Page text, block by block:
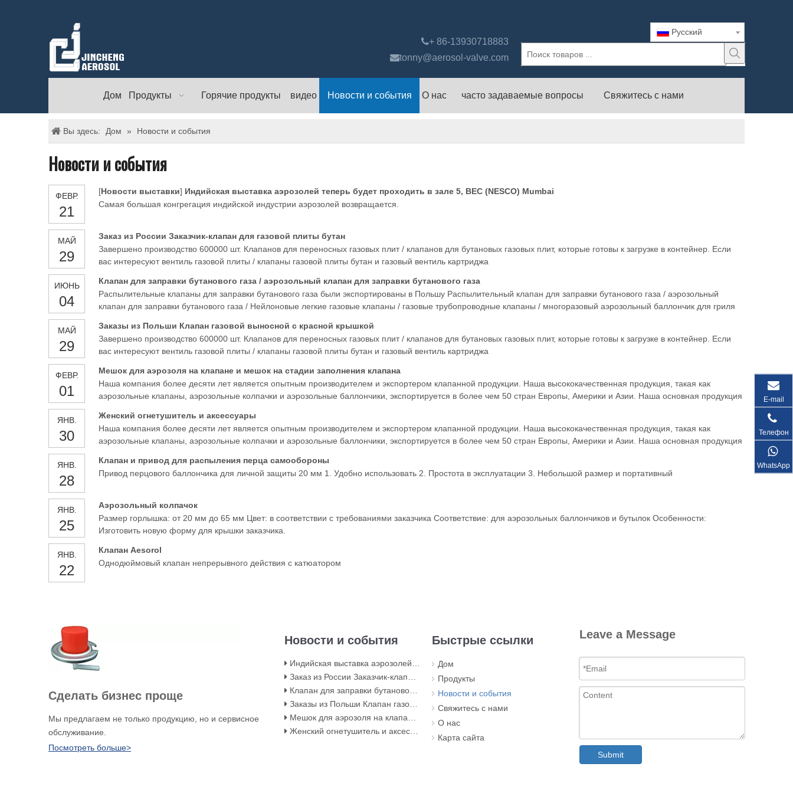
+ 86-13930718883
tonny@aerosol-valve.com
Pусский
Дом Продукты Горячие продукты видео Новости и события О нас часто задаваемые вопросы Свяжитесь с нами
Вы здесь: Дом » Новости и события
Новости и события
ФЕВР.
21
[Новости выставки] Индийская выставка аэрозолей теперь будет проходить в зале 5, BEC (NESCO) Mumbai
Самая большая конгрегация индийской индустрии аэрозолей возвращается.
МАЙ
29
Заказ из России Заказчик-клапан для газовой плиты бутан
Завершено производство 600000 шт. Клапанов для переносных газовых плит / клапанов для бутановых газовых плит, которые готовы к загрузке в контейнер. Если
вас интересуют вентиль газовой плиты / клапаны газовой плиты бутан и газовый вентиль картриджа
ИЮНЬ
04
Клапан для заправки бутанового газа / аэрозольный клапан для заправки бутанового газа
Распылительные клапаны для заправки бутанового газа были экспортированы в Польшу Распылительный клапан для заправки бутанового газа / аэрозольный
клапан для заправки бутанового газа / Нейлоновые легкие газовые клапаны / газовые трубопроводные клапаны / многоразовый аэрозольный баллончик для гриля
МАЙ
29
Заказы из Польши Клапан газовой выносной с красной крышкой
Завершено производство 600000 шт. Клапанов для переносных газовых плит / клапанов для бутановых газовых плит, которые готовы к загрузке в контейнер. Если
вас интересуют вентиль газовой плиты / клапаны газовой плиты бутан и газовый вентиль картриджа
ФЕВР.
01
Мешок для аэрозоля на клапане и мешок на стадии заполнения клапана
Наша компания более десяти лет является опытным производителем и экспортером клапанной продукции. Наша высококачественная продукция, такая как
аэрозольные клапаны, аэрозольные колпачки и аэрозольные баллончики, экспортируется в более чем 50 стран Европы, Америки и Азии. Наша основная продукция
ЯНВ.
30
Женский огнетушитель и аксессуары
Наша компания более десяти лет является опытным производителем и экспортером клапанной продукции. Наша высококачественная продукция, такая как
аэрозольные клапаны, аэрозольные колпачки и аэрозольные баллончики, экспортируется в более чем 50 стран Европы, Америки и Азии. Наша основная продукция
ЯНВ.
28
Клапан и привод для распыления перца самообороны
Привод перцового баллончика для личной защиты 20 мм 1. Удобно использовать 2. Простота в эксплуатации 3. Небольшой размер и портативный
ЯНВ.
25
Аэрозольный колпачок
Размер горлышка: от 20 мм до 65 мм Цвет: в соответствии с требованиями заказчика Соответствие: для аэрозольных баллончиков и бутылок Особенности:
Изготовить новую форму для крышки заказчика.
ЯНВ.
22
Клапан Aesorol
Однодюймовый клапан непрерывного действия с катюатором
E-mail
Телефон
WhatsApp
Сделать бизнес проще
Мы предлагаем не только продукцию, но и сервисное
обслуживание.
Посмотреть больше>
Новости и события
Индийская выставка аэрозолей теперь будет проходить в зале 5, BEC (NESCO) Mumbai
Заказ из России Заказчик-клапан для газовой плиты бутан
Клапан для заправки бутанового газа / аэрозольный клапан для заправки бутанового газа
Заказы из Польши Клапан газовой выносной с красной крышкой
Мешок для аэрозоля на клапане и мешок на стадии заполнения клапана
Женский огнетушитель и аксессуары
Быстрые ссылки
Дом
Продукты
Новости и события
Свяжитесь с нами
О нас
Карта сайта
Leave a Message
Submit